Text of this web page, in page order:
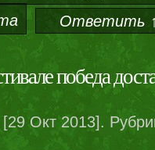
Ответить
победа
[29 Окт 2013].